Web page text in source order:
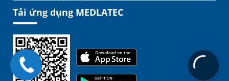
Tải ứng dụng MEDLATEC